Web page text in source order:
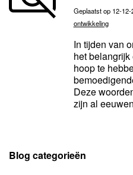
Geplaatst op 12-12-
ontwikkeling
In tijden van
het
hoop te
Deze
zijn al
Blog categorieën